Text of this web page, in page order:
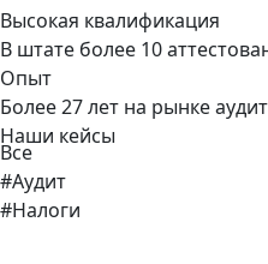
Высокая квалификация
В штате более 10
Опыт
Более 27 лет на рынке
Наши кейсы
Все
#Аудит
#Налоги